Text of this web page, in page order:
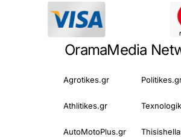
OramaMedia
Agrotikes.gr
Athlitikes.gr
AutoMotoPlus.gr